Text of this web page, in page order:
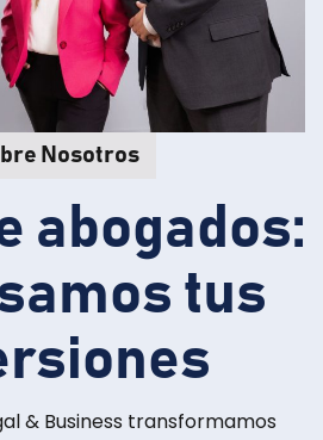
Nosotros
abogados:
tus
& Business transformamos